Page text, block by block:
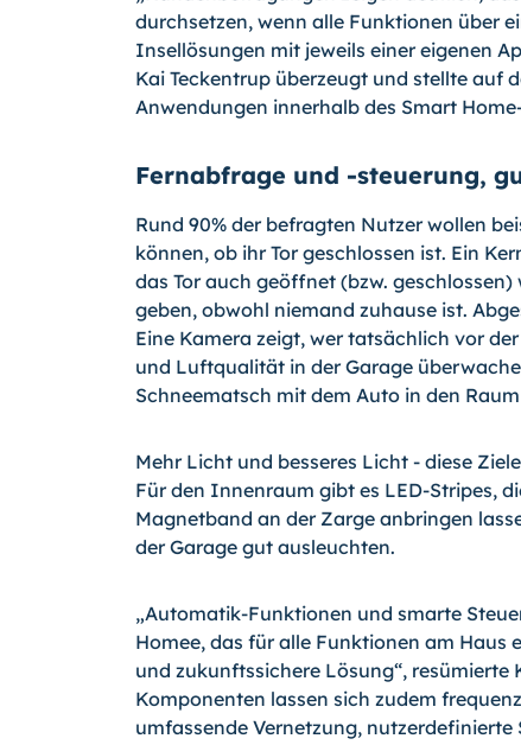
durchsetzen, wenn alle Funktionen über
Insellösungen mit jeweils einer eigenen
Kai Teckentrup überzeugt und stellte auf
Anwendungen innerhalb des Smart
Fernabfrage und -steuerung,
Rund 90% der befragten Nutzer wollen
können, ob ihr Tor geschlossen ist. Ein
das Tor auch geöffnet (bzw.
geben, obwohl niemand zuhause ist.
Eine Kamera zeigt, wer tatsächlich vor
und Luftqualität in der Garage
Schneematsch mit dem Auto in den
Mehr Licht und besseres Licht - diese
Für den Innenraum gibt es LED-Stripes,
Magnetband an der Zarge anbringen
der Garage gut ausleuchten.
„Automatik-Funktionen und smarte
Homee, das für alle Funktionen am
und zukunftssichere Lösung“, resümierte
Komponenten lassen sich zudem
umfassende Vernetzung, nutzerdefinierte